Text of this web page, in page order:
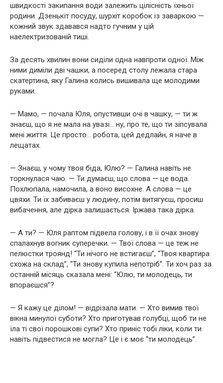
швидкості закипання води залежить цілісність їхньої
родини. Дзенькіт посуду, шурхіт коробок із заваркою —
кожний звук здавався надто гучним у цій
наелектризованій тиші.
За десять хвилин вони сиділи одна навпроти одної. Між
ними диміли дві чашки, а посеред столу лежала стара
скатертина, яку Галина колись вишивала ще молодими
руками.
— Мамо, — почала Юля, опустивши очі в чашку, — ти ж
знаєш, що я не мала на увазі… ну, про те, що ти зіпсувала
мені життя. Це просто… робота, цей дедлайн, я наче в
лещатах.
— Знаєш, у чому твоя біда, Юлю? — Галина навіть не
торкнулася чаю. — Ти думаєш, що слова — це вода.
Похлюпала, намочила, а воно висохне. А слова — це
цвяхи. Ти їх забиваєш у людину, потім витягуєш, просиш
вибачення, але дірка залишається. Іржава така дірка.
— А ти? — Юля раптом підвела голову, і в її очах знову
спалахнув вогник суперечки. — Твої слова — це теж не
пелюстки троянд! “Ти нічого не встигаєш”, “Твоя квартира
схожа на склад”, “Ти знову купила непотріб”. Ти хоч раз за
останній місяць сказала мені: “Юлю, ти молодець, ти
впораєшся”?
— Я кажу це ділом! — відрізала мати. — Хто вимив твої
вікна минулої суботи? Хто приготував голубці, щоб ти не
їла ті свої порошкові супи? Хто приніс тобі ліки, коли ти
навіть підвестися не могла? Це і є моє “ти молодець”.